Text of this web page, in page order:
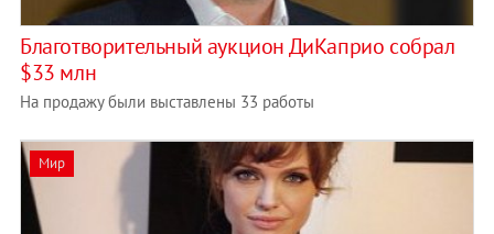
Благотворительный аукцион ДиКаприо собрал
$33 млн
На продажу были выставлены 33 работы
Мир